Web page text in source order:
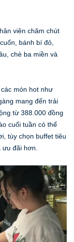
viên chăm chút
bánh bí đỏ,
chè ba miền và
món hot như
mang đến trải
từ 388.000 đồng
cuối tuần có thể
tùy chọn buffet tiêu
đãi hơn.